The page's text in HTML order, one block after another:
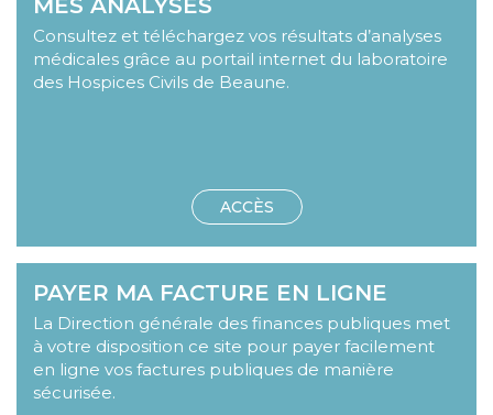
lienMES ANALYSES
Body
Consultez et téléchargez vos résultats d’analyses
médicales grâce au portail internet du laboratoire
des Hospices Civils de Beaune.
ACCÈS
lienPAYER MA FACTURE EN LIGNE
Body
La Direction générale des finances publiques met
à votre disposition ce site pour payer facilement
en ligne vos factures publiques de manière
sécurisée.